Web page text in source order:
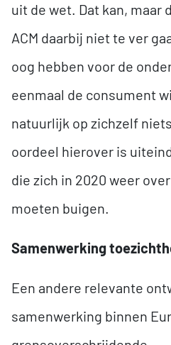
uit de wet. Dat kan, maar
ACM daarbij niet te ver
oog hebben voor de
eenmaal de consument
natuurlijk op zichzelf
oordeel hierover is
die zich in 2020 weer
moeten buigen.
Samenwerking
Een andere relevante
samenwerking binnen